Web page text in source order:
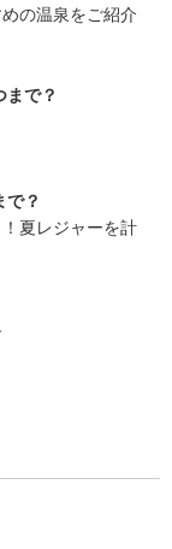
の温泉をご紹介
で？
？
夏レジャーを計